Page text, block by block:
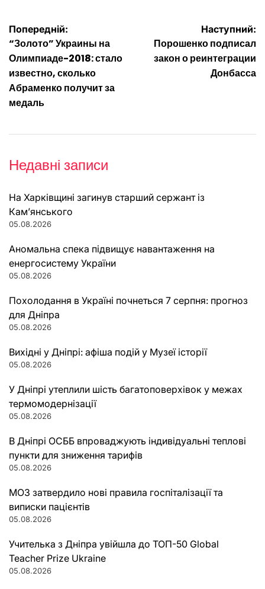
Навігація
записів
Попередній:
“Золото” Украины на
Олимпиаде-2018: стало
известно, сколько
Абраменко получит за
медаль
Наступний:
Порошенко подписал
закон о реинтеграции
Донбасса
Недавні записи
На Харківщині загинув старший сержант із
Кам’янського
05.08.2026
Аномальна спека підвищує навантаження на
енергосистему України
05.08.2026
Похолодання в Україні почнеться 7 серпня: прогноз
для Дніпра
05.08.2026
Вихідні у Дніпрі: афіша подій у Музеї історії
05.08.2026
У Дніпрі утеплили шість багатоповерхівок у межах
термомодернізації
05.08.2026
В Дніпрі ОСББ впроваджують індивідуальні теплові
пункти для зниження тарифів
05.08.2026
МОЗ затвердило нові правила госпіталізації та
виписки пацієнтів
05.08.2026
Учителька з Дніпра увійшла до ТОП-50 Global
Teacher Prize Ukraine
05.08.2026